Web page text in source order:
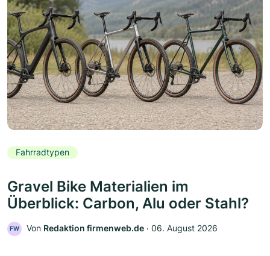
Fahrradtypen
Gravel Bike Materialien im
Überblick: Carbon, Alu oder Stahl?
FW Von Redaktion firmenweb.de ‧ 06. August 2026